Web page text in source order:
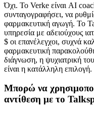
Όχι. Το Verke είναι AI
συνταγογραφήσει, να
φαρμακευτική αγωγή. Το
υπηρεσία με αδειούχους
$ οι επανέλεγχοι, συχνά
φαρμακευτική
διάγνωση, η ψυχιατρική
είναι η κατάλληλη επιλογή.
Μπορώ να
αντίθεση με το